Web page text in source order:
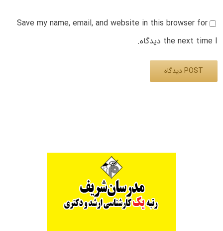
Save my name, email, and website in this browser for
the next time I دیدگاه.